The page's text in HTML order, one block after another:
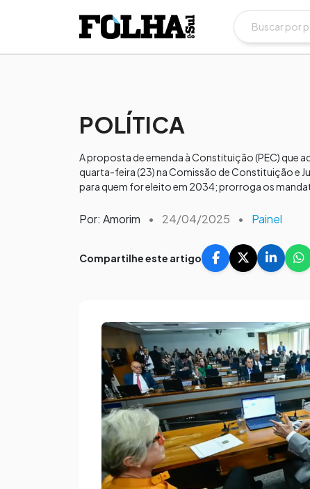
POLÍTICA
A proposta de emenda à Constituição (PEC) que
quarta-feira (23) na Comissão de Constituição e
para quem for eleito em 2034; prorroga os
Por: Amorim • 24/04/2025 • Painel
Compartilhe este artigo